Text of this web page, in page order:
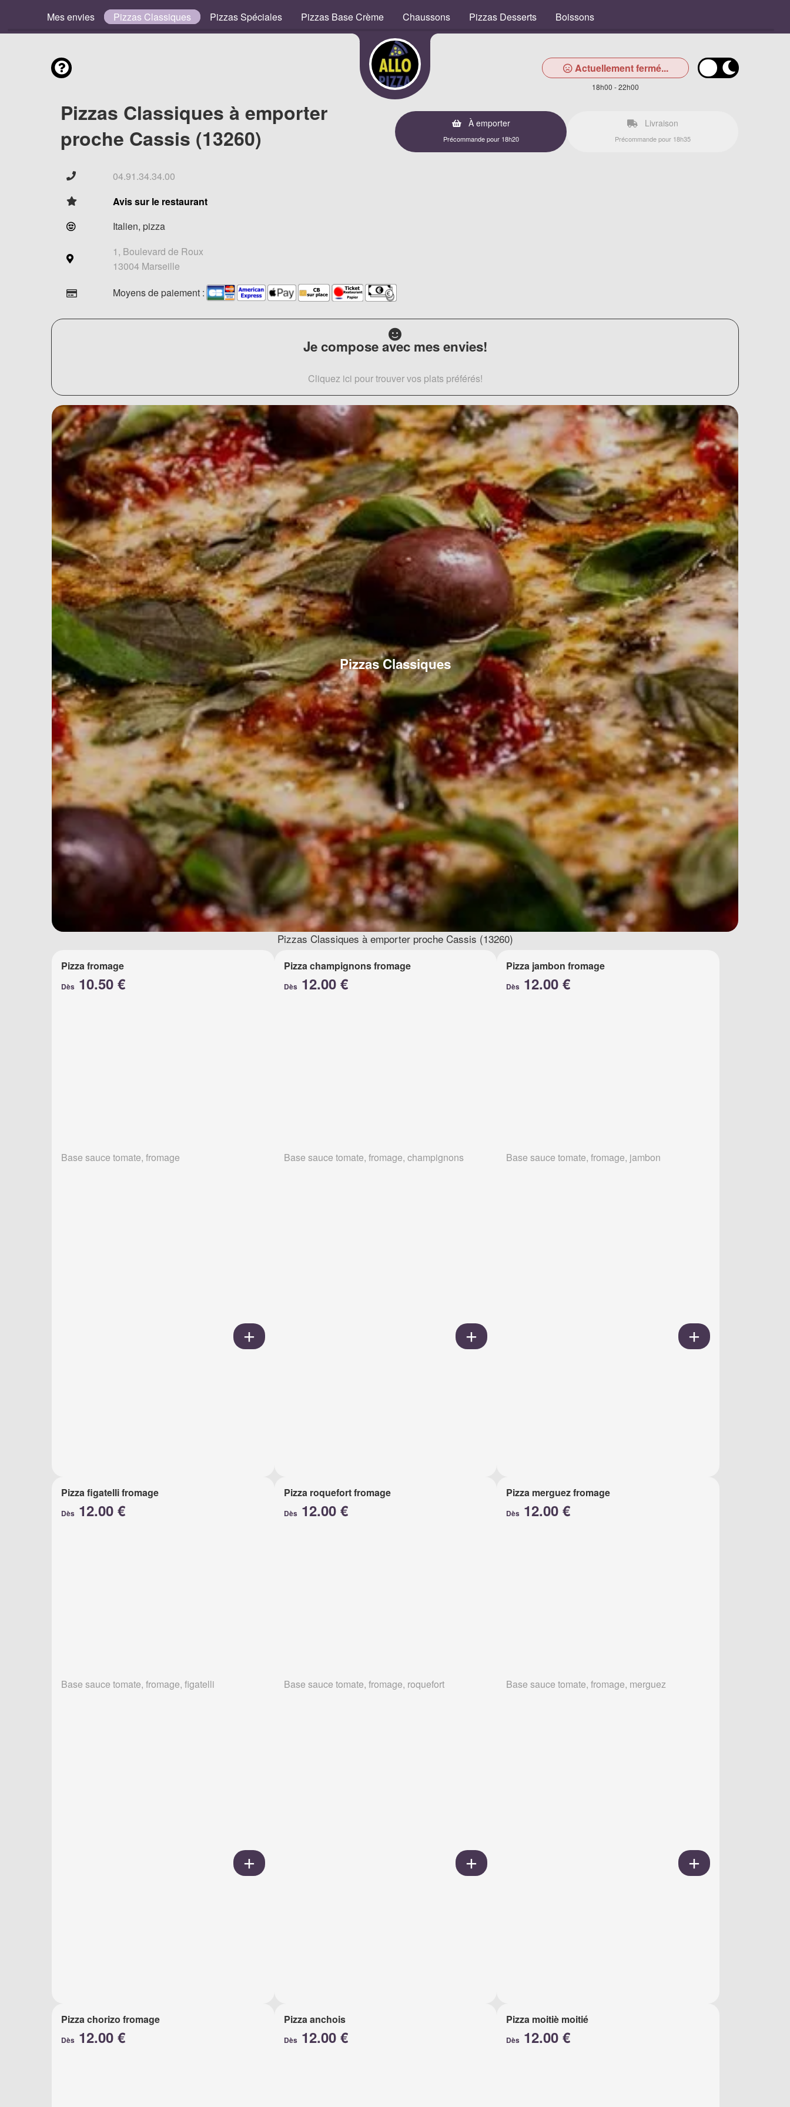
Mes envies Pizzas Classiques Pizzas Spéciales Pizzas Base Crème Chaussons Pizzas Desserts Boissons
Actuellement fermé...
18h00 - 22h00
Pizzas Classiques à emporter
proche Cassis (13260)
À emporter
Précommande pour 18h20
Livraison
Précommande pour 18h35
04.91.34.34.00
Avis sur le restaurant
Italien, pizza
1, Boulevard de Roux
13004 Marseille
Moyens de paiement :
Je compose avec mes envies!
Cliquez ici pour trouver vos plats préférés!
Pizzas Classiques
Pizzas Classiques à emporter proche Cassis (13260)
Pizza fromage
Dès 10.50 €
Base sauce tomate, fromage
Pizza champignons fromage
Dès12.00 €
Base sauce tomate, fromage, champignons
Pizza jambon fromage
Dès 12.00 €
Base sauce tomate, fromage, jambon
Pizza figatelli fromage
Dès 12.00 €
Base sauce tomate, fromage, figatelli
Pizza roquefort fromage
Dès12.00 €
Base sauce tomate, fromage, roquefort
Pizza merguez fromage
Dès 12.00 €
Base sauce tomate, fromage, merguez
Pizza chorizo fromage
Dès 12.00 €
Pizza anchois
Dès12.00 €
Pizza moitiè moitié
Dès 12.00 €